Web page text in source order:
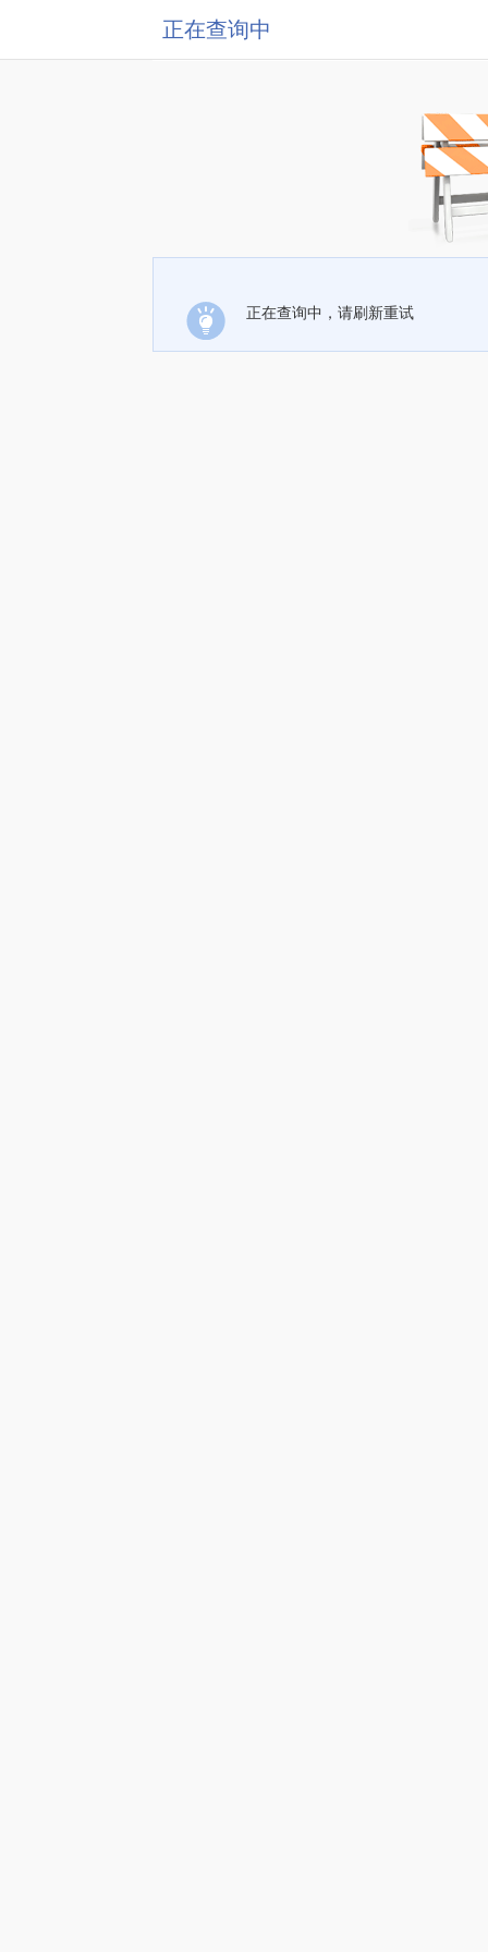
正在查询中
正在查询中，请刷新重试